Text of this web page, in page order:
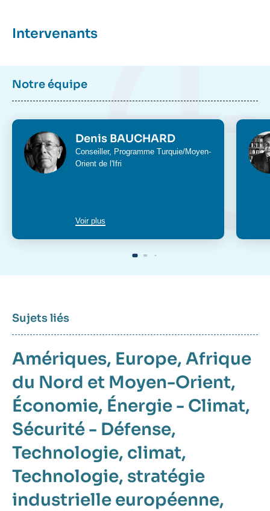
Intervenants
Notre équipe
Photo Denis BAUCHARD
Intitulé
du
Conseiller, Programme Turquie/Moyen-
Orient de l'Ifri
Voir plus
Sujets liés
Amériques Europe Afrique
du Nord et Moyen-Orient
Économie Énergie - Climat
Sécurité - Défense
Technologie climat
Technologie stratégie
industrielle européenne